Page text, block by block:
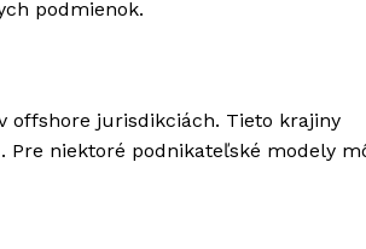
podmienok.
offshore jurisdikciách. Tieto krajiny
niektoré podnikateľské modely